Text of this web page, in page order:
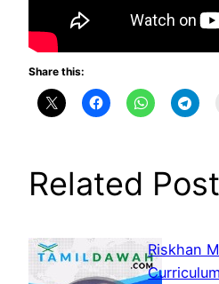
Share this:
Related
Riskhan